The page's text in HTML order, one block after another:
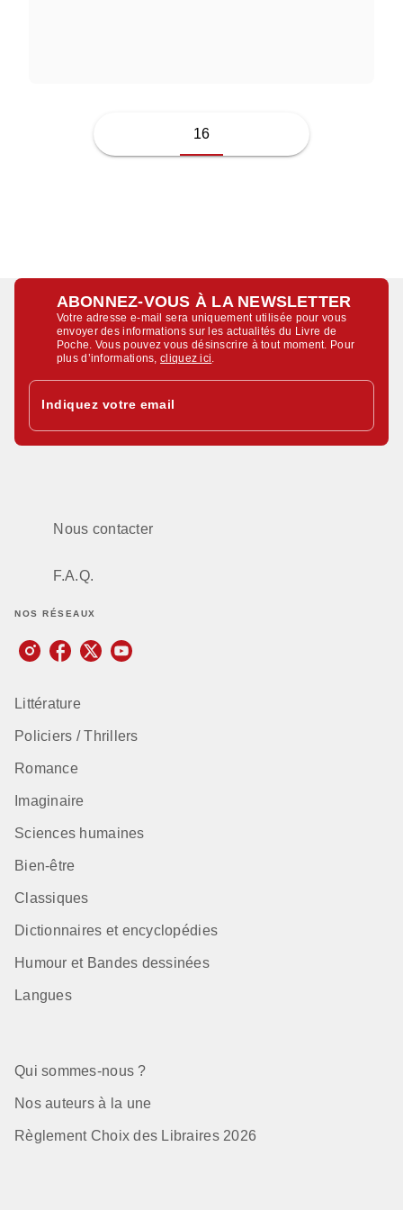
16
ABONNEZ-VOUS À LA NEWSLETTER
Votre adresse e-mail sera uniquement utilisée pour vous
envoyer des informations sur les actualités du Livre de
Poche. Vous pouvez vous désinscrire à tout moment. Pour
plus d’informations,cliquez ici
Indiquez votre email
Nous contacter
F.A.Q.
NOS RÉSEAUX
Littérature
Policiers / Thrillers
Romance
Imaginaire
Sciences humaines
Bien-être
Classiques
Dictionnaires et encyclopédies
Humour et Bandes dessinées
Langues
Qui sommes-nous ?
Nos auteurs à la une
Règlement Choix des Libraires 2026